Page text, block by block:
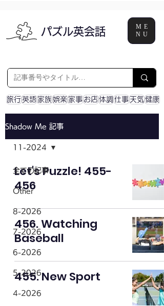
パズル英会話
ME
NU
旅行英語 家族娯楽 家事 お店 体調 仕事 天気健康
Shadow Me 記事
全ての記事
Other
8-2026
7-2026
6-2026
5-2026
4-2026
11-2024
Let's Puzzle! 455-
456
456. Watching
Baseball
455. New Sport